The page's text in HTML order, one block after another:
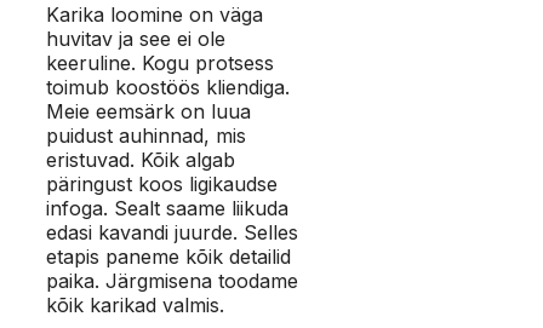
Karika loomine on väga
huvitav ja see ei ole
keeruline. Kogu protsess
toimub koostöös kliendiga.
Meie eemsärk on luua
puidust auhinnad, mis
eristuvad. Kõik algab
päringust koos ligikaudse
infoga. Sealt saame liikuda
edasi kavandi juurde. Selles
etapis paneme kõik detailid
paika. Järgmisena toodame
kõik karikad valmis.